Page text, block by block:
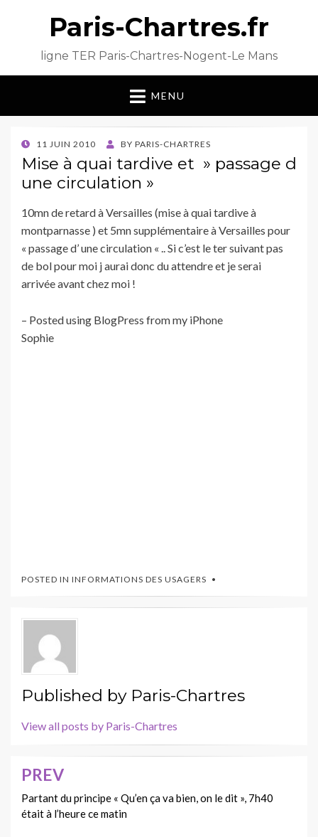
Paris-Chartres.fr
ligne TER Paris-Chartres-Nogent-Le Mans
MENU
POSTED
ON
11 JUIN 2010 BY PARIS-CHARTRES
Mise à quai tardive et » passage d
une circulation »
10mn de retard à Versailles (mise à quai tardive à
montparnasse ) et 5mn supplémentaire à Versailles pour
« passage d’ une circulation « .. Si c’est le ter suivant pas
de bol pour moi j aurai donc du attendre et je serai
arrivée avant chez moi !
– Posted using BlogPress from my iPhone
Sophie
POSTED IN INFORMATIONS DES USAGERS
Published by Paris-Chartres
View all posts by Paris-Chartres
Navigation
de
l’article
PREV
Partant du principe « Qu’en ça va bien, on le dit », 7h40
était à l’heure ce matin